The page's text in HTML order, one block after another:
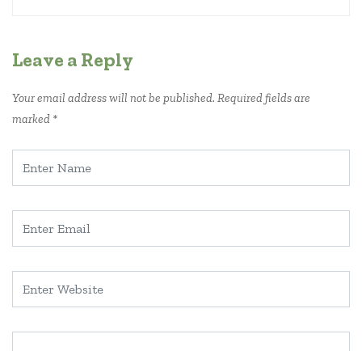
Leave a Reply
Your email address will not be published. Required fields are
marked *